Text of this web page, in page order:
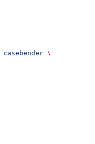
casebender \